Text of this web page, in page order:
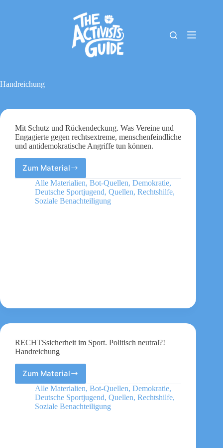
Downloads
Impressum
Handreichung
Mit Schutz und Rückendeckung. Was Vereine und
Engagierte gegen rechtsextreme, menschenfeindliche
und antidemokratische Angriffe tun können.
Zum Material
Mit
Schutz
und
Rückendeckung.
Alle Materialien, Bot-Quellen, Demokratie,
Deutsche Sportjugend, Quellen, Rechtshilfe,
Soziale Benachteiligung
RECHTSsicherheit im Sport. Politisch neutral?!
Handreichung
Zum MaterialRECHTSsicherheit
im
Sport.
Politisch
Alle Materialien, Bot-Quellen, Demokratie,
Deutsche Sportjugend, Quellen, Rechtshilfe,
Soziale Benachteiligung